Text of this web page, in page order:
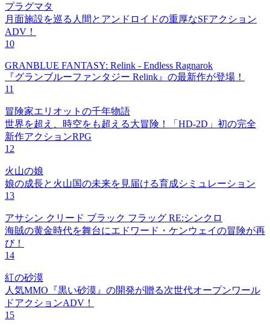
プラグマタ
月面施設を巡る人間とアンドロイドの重厚なSFアクション
ADV！
10
GRANBLUE FANTASY: Relink - Endless Ragnarok
『グランブルーファンタジー Relink』の最新作が登場！
11
冒険家エリオットの千年物語
世界を超え、時空をも超える大冒険！「HD-2D」初の完全
新作アクションRPG
12
火山の娘
娘の成長と火山国の未来を見届ける育成シミュレーション
13
アサシン クリード ブラック フラッグ RE:シンクロ
海賊の黄金時代を舞台にエドワード・ケンウェイの冒険が再
び！
14
紅の砂漠
人気MMO『黒い砂漠』の開発が贈る次世代オープンワール
ドアクションADV！
15